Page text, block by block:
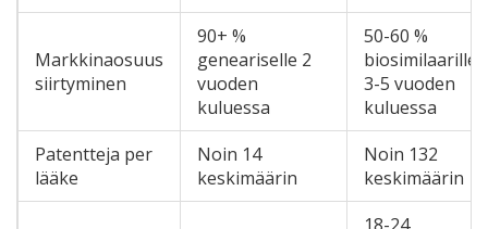
Markkinaosuus
siirtyminen
90+ %
geneariselle 2
vuoden
kuluessa
50-60 %
biosimilaarille
3-5 vuoden
kuluessa
Patentteja per
lääke
Noin 14
keskimäärin
Noin 132
keskimäärin